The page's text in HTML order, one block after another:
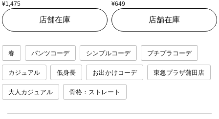
¥1,475
店舗在庫
¥649
店舗在庫
春 パンツコーデ シンプルコーデ プチプラコーデ
カジュアル 低身長 お出かけコーデ 東急プラザ蒲田店
大人カジュアル 骨格：ストレート